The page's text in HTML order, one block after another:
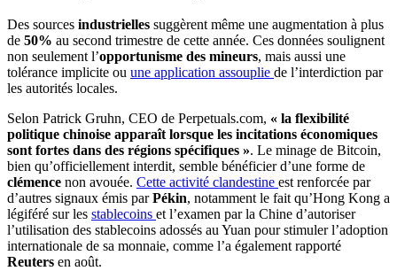
Des sources industrielles suggèrent même une augmentation à plus
de 50% au second trimestre de cette année. Ces données soulignent
non seulement l’opportunisme des mineurs, mais aussi une
tolérance implicite ou une application assouplie de l’interdiction par
les autorités locales.
Selon Patrick Gruhn, CEO de Perpetuals.com, « la flexibilité
politique chinoise apparaît lorsque les incitations économiques
sont fortes dans des régions spécifiques ». Le minage de Bitcoin,
bien qu’officiellement interdit, semble bénéficier d’une forme de
clémence non avouée. Cette activité clandestine est renforcée par
d’autres signaux émis parPékin, notamment le fait qu’Hong Kong a
légiféré sur les stablecoins et l’examen par la Chine d’autoriser
l’utilisation des stablecoins adossés au Yuan pour stimuler l’adoption
internationale de sa monnaie, comme l’a également rapporté
Reuters en août.